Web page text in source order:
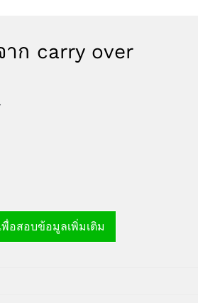
าก carry over
พื่อสอบข้อมูลเพิ่มเติม